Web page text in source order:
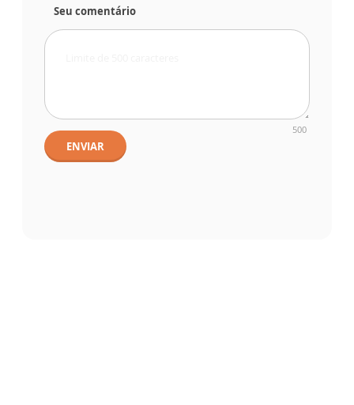
Seu comentário
500
ENVIAR